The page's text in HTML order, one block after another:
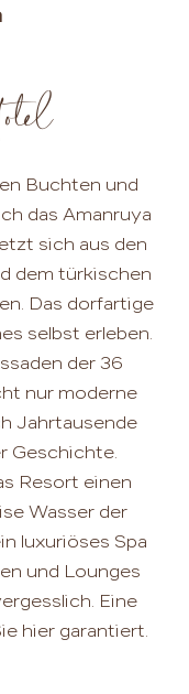
Buchten und
das Amanruya
sich aus den
dem türkischen
Das dorfartige
selbst erleben.
der 36
nur moderne
Jahrtausende
Geschichte.
Resort einen
Wasser der
luxuriöses Spa
und Lounges
Eine
hier garantiert.